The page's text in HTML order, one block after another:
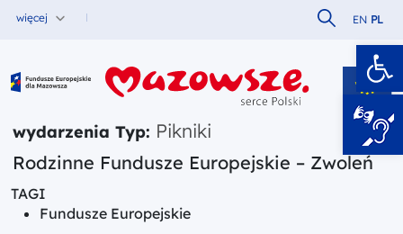
więcej Szukaj w
EN PL
Fundusze Europejskie dla Mazowsza
wydarzenia Typ: Pikniki
Rodzinne Fundusze Europejskie – Zwoleń
TAGI
Fundusze Europejskie